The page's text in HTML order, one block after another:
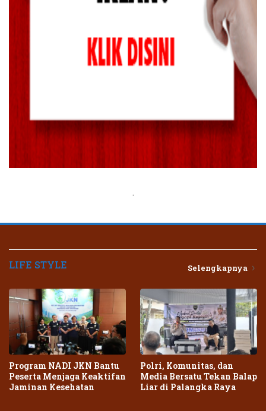
.
LIFE STYLE Selengkapnya
Program NADI JKN Bantu
Peserta Menjaga Keaktifan
Jaminan Kesehatan
Polri, Komunitas, dan
Media Bersatu Tekan Balap
Liar di Palangka Raya